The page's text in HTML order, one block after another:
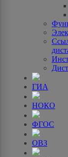
ГИА
НОКО
ФГОС
ОВЗ